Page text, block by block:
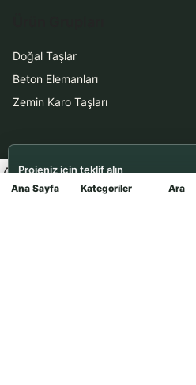
Ana Sayfa Kategoriler Ara
Doğal Taşlar
Beton Elemanları
Zemin Karo Taşları
Hizmetler
Uygulama
Projeniz için teklif alın